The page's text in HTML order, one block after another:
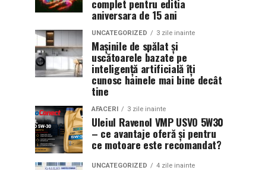
complet pentru editia
aniversara de 15 ani
UNCATEGORIZED 3 zile inainte
Mașinile de spălat și
uscătoarele bazate pe
inteligență artificială îți
cunosc hainele mai bine decât
tine
AFACERI 3 zile inainte
Uleiul Ravenol VMP USVO 5W30
– ce avantaje oferă și pentru
ce motoare este recomandat?
UNCATEGORIZED 4 zile inainte